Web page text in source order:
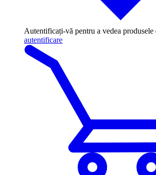
Autentificați-vă pentru a vedea produsele
autentificare